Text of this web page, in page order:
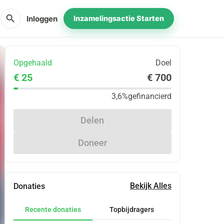
search Inloggen Inzamelingsactie Starten
Opgehaald Doel
€ 25 € 700
3,6%gefinancierd
Delen
Doneer
Donaties Bekijk Alles
Recente donaties Topbijdragers